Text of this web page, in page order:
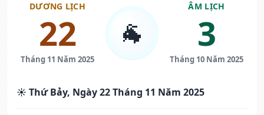
DƯƠNG LỊCH
22
Tháng 11 Năm 2025
🐐
ÂM LỊCH
3
Tháng 10 Năm 2025
☀️ Thứ Bảy, Ngày 22 Tháng 11 Năm 2025